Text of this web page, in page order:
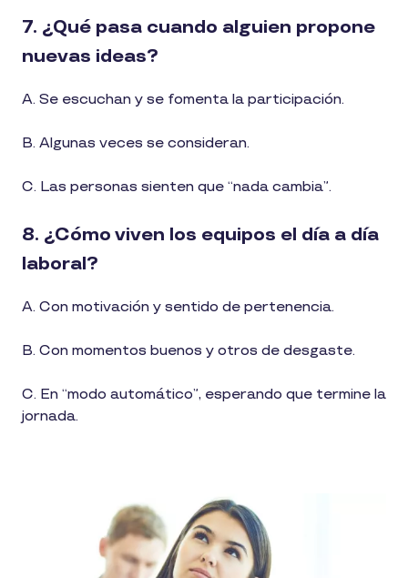
7. ¿Qué pasa cuando alguien propone
nuevas ideas?
A. Se escuchan y se fomenta la participación.
B. Algunas veces se consideran.
C. Las personas sienten que “nada cambia”.
8. ¿Cómo viven los equipos el día a día
laboral?
A. Con motivación y sentido de pertenencia.
B. Con momentos buenos y otros de desgaste.
C. En “modo automático”, esperando que termine la
jornada.